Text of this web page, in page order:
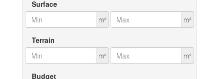
Surface
m²
m²
Terrain
m²
m²
Budget